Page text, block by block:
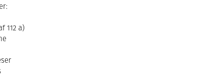
112 a)